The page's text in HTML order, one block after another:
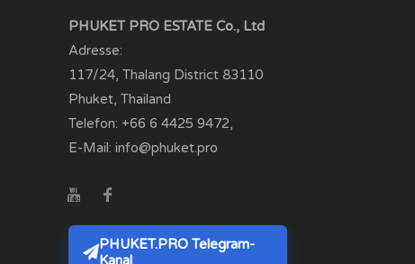
PHUKET PRO ESTATE Co., Ltd
Adresse:
117/24, Thalang District 83110
Phuket, Thailand
Telefon:+66 6 4425 9472,
E-Mail:info@phuket.pro
PHUKET.PRO Telegram-
Kanal